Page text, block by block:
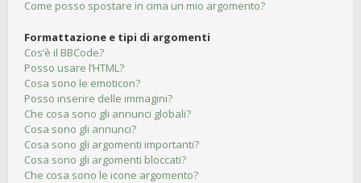
Come posso spostare in cima un mio argomento?
Formattazione e tipi di argomenti
Cos’è il BBCode?
Posso usare l’HTML?
Cosa sono le emoticon?
Posso inserire delle immagini?
Che cosa sono gli annunci globali?
Cosa sono gli annunci?
Cosa sono gli argomenti importanti?
Cosa sono gli argomenti bloccati?
Che cosa sono le icone argomento?